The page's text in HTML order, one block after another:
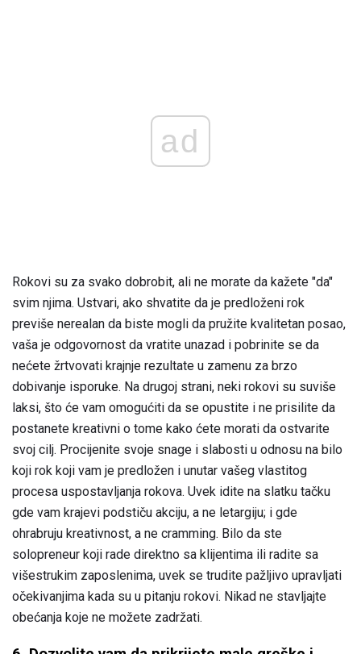
ad
Rokovi su za svako dobrobit, ali ne morate da kažete "da"
svim njima. Ustvari, ako shvatite da je predloženi rok
previše nerealan da biste mogli da pružite kvalitetan posao,
vaša je odgovornost da vratite unazad i pobrinite se da
nećete žrtvovati krajnje rezultate u zamenu za brzo
dobivanje isporuke. Na drugoj strani, neki rokovi su suviše
laksi, što će vam omogućiti da se opustite i ne prisilite da
postanete kreativni o tome kako ćete morati da ostvarite
svoj cilj. Procijenite svoje snage i slabosti u odnosu na bilo
koji rok koji vam je predložen i unutar vašeg vlastitog
procesa uspostavljanja rokova. Uvek idite na slatku tačku
gde vam krajevi podstiču akciju, a ne letargiju; i gde
ohrabruju kreativnost, a ne cramming. Bilo da ste
solopreneur koji rade direktno sa klijentima ili radite sa
višestrukim zaposlenima, uvek se trudite pažljivo upravljati
očekivanjima kada su u pitanju rokovi. Nikad ne stavljajte
obećanja koje ne možete zadržati.